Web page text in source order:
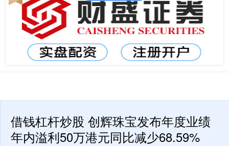
借钱杠杆炒股 创辉珠宝发布年度业绩
年内溢利50万港元同比减少68.59%